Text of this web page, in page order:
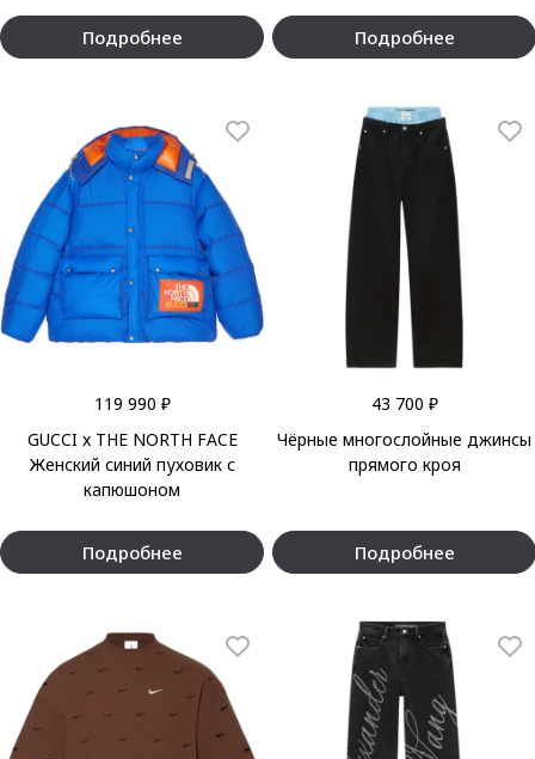
Подробнее Подробнее
119 990 ₽
GUCCI x THE NORTH FACE
Женский синий пуховик с
капюшоном
Подробнее
43 700 ₽
Чёрные многослойные джинсы
прямого кроя
Подробнее